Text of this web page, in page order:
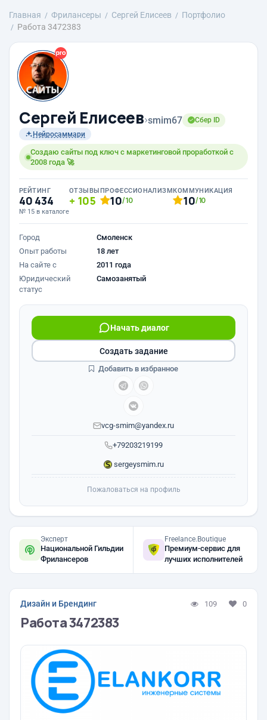
Главная Фрилансеры Сергей Елисеев
Портфолио
Работа 3472383
Сергей Елисеев›smim67
Сбер ID
Нейросаммари
Создаю сайты под ключ с маркетинговой проработкой с
2008 года 🚀
РЕЙТИНГ
40 434
№ 15 в каталоге
ОТЗЫВЫ
105
ПРОФЕССИОНАЛИЗМ
10/10
КОММУНИКАЦИЯ
10/10
Город
Смоленск
Опыт работы
18 лет
На сайте с
2011 года
Юридический
статус
Самозанятый
+79203219199
Начать диалог
vcg-smim@yandex.ru
sergeysmim.ru
Создать задание
Добавить в избранное
Пожаловаться на профиль
Эксперт
Национальной Гильдии
Фрилансеров
Freelance.Boutique
Премиум-сервис для
лучших исполнителей
Дизайн и Брендинг 109 0
Работа 3472383